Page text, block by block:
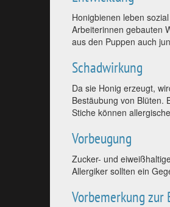
Honigbienen leben
Arbeiterinnen gebauten
aus den Puppen auch
Schadwirkung
Da sie Honig erzeugt,
Bestäubung von Blüten.
Stiche können
Vorbeugung
Zucker- und
Allergiker sollten ein
Vorbemerkung zur